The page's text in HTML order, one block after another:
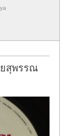
ยสุพรรณ